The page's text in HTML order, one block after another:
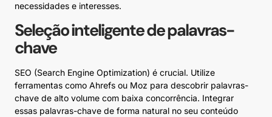
necessidades e interesses.
Seleção inteligente de palavras-
chave
SEO (Search Engine Optimization) é crucial. Utilize
ferramentas como Ahrefs ou Moz para descobrir palavras-
chave de alto volume com baixa concorrência. Integrar
essas palavras-chave de forma natural no seu conteúdo